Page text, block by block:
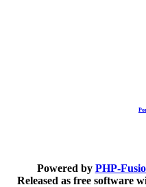
Powered by PHP-
Released as free software